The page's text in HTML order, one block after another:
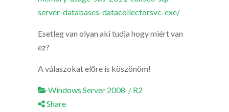
server-databases-datacollectorsvc-exe/
Esetleg van olyan aki tudja hogy miért van
ez?
A válaszokat előre is köszönöm!
Windows Server 2008 / R2
Share